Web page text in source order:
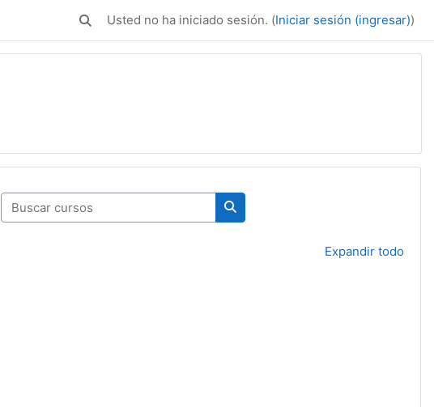
Activar o desactivar entrada de búsqueda
Usted no ha iniciado sesión. (Iniciar sesión (ingresar))
Buscar cursos
Buscar cursos
Expandir todo